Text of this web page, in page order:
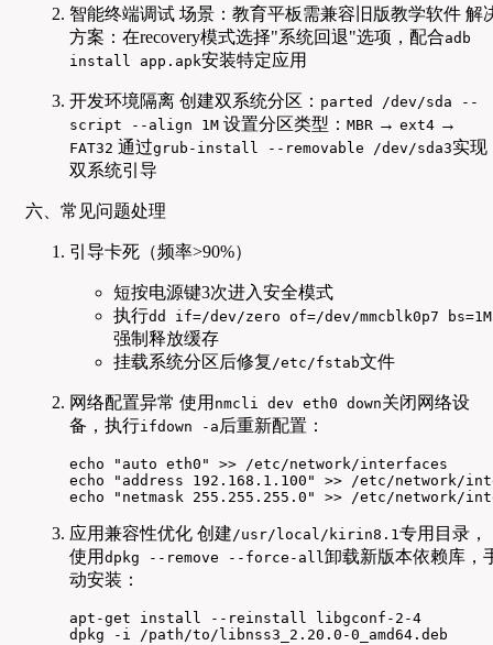
智能终端调试 场景：教育平板需兼容旧版教学软件 解
方案：在recovery模式选择"系统回退"选项，配合adb
install app.apk安装特定应用
开发环境隔离 创建双系统分区： parted /dev/sda --
script --align 1M 设置分区类型： MBR → ext4 →
FAT32 通过grub-install --removable /dev/sda3实现
双系统引导
六、常见问题处理
引导卡死（频率>90%）
短按电源键3次进入安全模式
执行dd if=/dev/zero of=/dev/mmcblk0p7 bs=1M
强制释放缓存
挂载系统分区后修复 /etc/fstab文件
网络配置异常 使用 nmcli dev eth0 down关闭网络设
备，执行ifdown -a 后重新配置：
echo "auto eth0" >> /etc/network/interfaces
echo "address 192.168.1.100" >> /etc/network/
echo "netmask 255.255.255.0" >> /etc/network/
应用兼容性优化 创建/usr/local/kirin8.1专用目录，
使用 dpkg --remove --force-all卸载新版本依赖库，
动安装：
apt-get install --reinstall libgconf-2-4
dpkg -i /path/to/libnss3_2.20.0-0_amd64.deb